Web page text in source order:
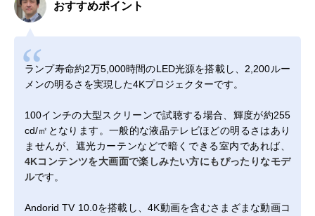
おすすめポイント
ランプ寿命約2万5,000時間のLED光源を搭載し、2,200ルー
メンの明るさを実現した4Kプロジェクターです。
100インチの大型スクリーンで試聴する場合、輝度が約255
cd/㎡となります。一般的な液晶テレビほどの明るさはあり
ませんが、遮光カーテンなどで暗くできる室内であれば、
4Kコンテンツを大画面で楽しみたい方にもぴったりなモデ
ルです。
Andorid TV 10.0を搭載し、4K動画を含むさまざまな動画コ